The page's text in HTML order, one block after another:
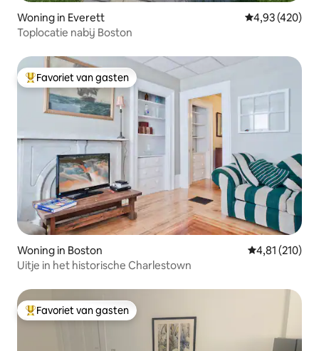
Woning in Everett Gemiddelde
4,93 (420)
Toplocatie nabij Boston
Topfavoriet van gasten
Favoriet van gasten
Woning in Boston Gemiddelde
4,81 (210)
Uitje in het historische Charlestown
Topfavoriet van gasten
Favoriet van gasten